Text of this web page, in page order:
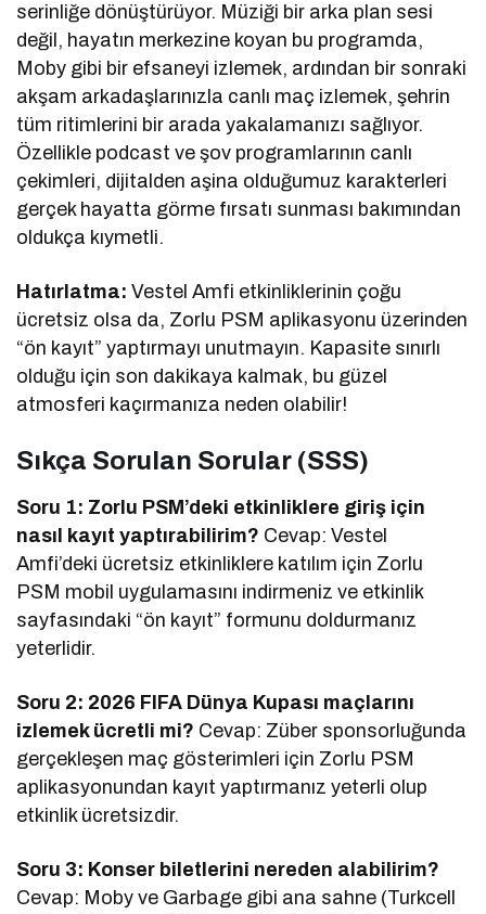
serinliğe dönüştürüyor. Müziği bir arka plan sesi
değil, hayatın merkezine koyan bu programda,
Moby gibi bir efsaneyi izlemek, ardından bir sonraki
akşam arkadaşlarınızla canlı maç izlemek, şehrin
tüm ritimlerini bir arada yakalamanızı sağlıyor.
Özellikle podcast ve şov programlarının canlı
çekimleri, dijitalden aşina olduğumuz karakterleri
gerçek hayatta görme fırsatı sunması bakımından
oldukça kıymetli.
Hatırlatma: Vestel Amfi etkinliklerinin çoğu
ücretsiz olsa da, Zorlu PSM aplikasyonu üzerinden
“ön kayıt” yaptırmayı unutmayın. Kapasite sınırlı
olduğu için son dakikaya kalmak, bu güzel
atmosferi kaçırmanıza neden olabilir!
Sıkça Sorulan Sorular (SSS)
Soru 1: Zorlu PSM’deki etkinliklere giriş için
nasıl kayıt yaptırabilirim? Cevap: Vestel
Amfi’deki ücretsiz etkinliklere katılım için Zorlu
PSM mobil uygulamasını indirmeniz ve etkinlik
sayfasındaki “ön kayıt” formunu doldurmanız
yeterlidir.
Soru 2: 2026 FIFA Dünya Kupası maçlarını
izlemek ücretli mi? Cevap: Züber sponsorluğunda
gerçekleşen maç gösterimleri için Zorlu PSM
aplikasyonundan kayıt yaptırmanız yeterli olup
etkinlik ücretsizdir.
Soru 3: Konser biletlerini nereden alabilirim?
Cevap: Moby ve Garbage gibi ana sahne (Turkcell